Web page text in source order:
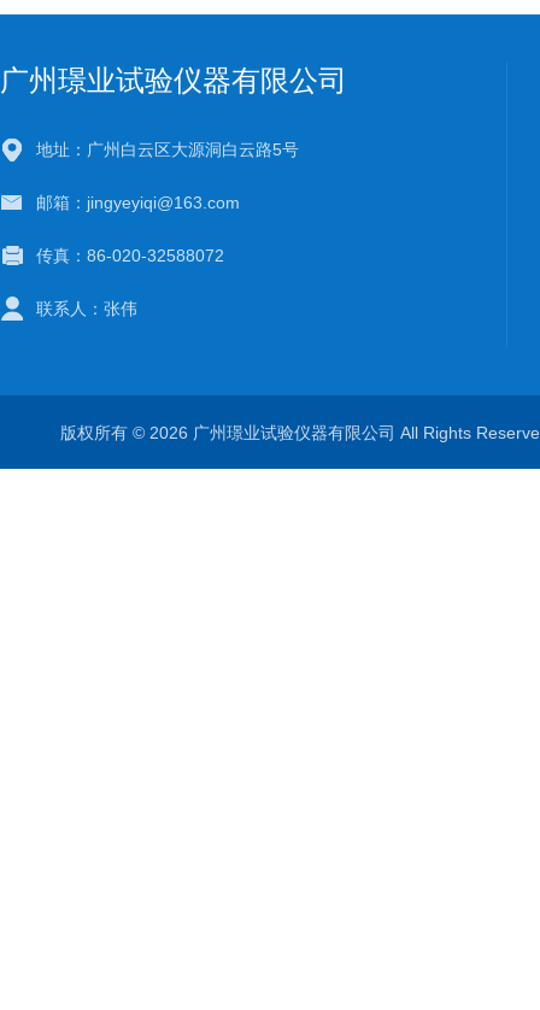
广州璟业试验仪器有限公司
地址：广州白云区大源洞白云路5号
邮箱：jingyeyiqi@163.com
传真：86-020-32588072
联系人：张伟
版权所有 © 2026 广州璟业试验仪器有限公司 All Rights